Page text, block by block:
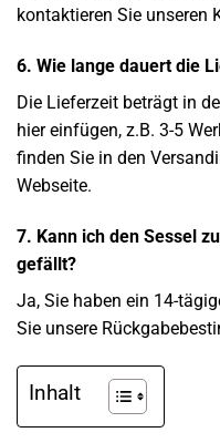
kontaktieren Sie unseren
6. Wie lange dauert die
Die Lieferzeit beträgt in
hier einfügen, z.B. 3-5
finden Sie in den
Webseite.
7. Kann ich den Sessel
gefällt?
Ja, Sie haben ein 14-
Sie unsere
Inhalt